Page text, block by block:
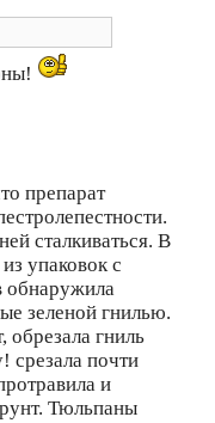
препарат
сталкиваться. В
упаковок с
обнаружила
зеленой гнилью.
обрезала гниль
срезала почти
и
Тюльпаны